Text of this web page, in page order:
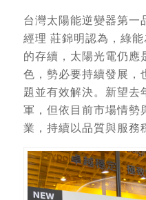
台灣太陽能逆變器第一
經理 莊錦明認為，綠
的存續，太陽光電仍應
色，勢必要持續發展，
題並有效解決。新望去
軍，但依目前市場情勢
業，持續以品質與服務